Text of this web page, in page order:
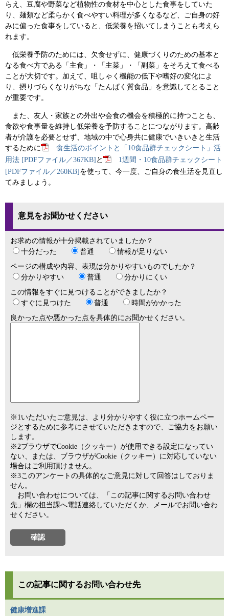
らえ、豆腐や野菜など植物性の食材を中心とした食事をしていた
り、麺類など柔らかく食べやすい料理が多くなるなど、ご自身の好
みに偏った食事をしていると、低栄養を招いてしまうことも考えら
れます。
低栄養予防のためには、欠食せずに、健康づくりのための基本と
なる食べ方である「主食」・「主菜」・「副菜」をそろえて食べる
ことが大切です。加えて、咀しゃく機能の低下や嗜好の変化によ
り、摂りづらくなりがちな「たんぱく質食品」を意識してとること
が重要です。
また、友人・家族との外出や会食の機会を積極的に持つことも、
食欲や食事量を維持し低栄養を予防することにつながります。高齢
者が介護を必要とせず、地域の中で心身共に健康でいきいきと生活
するために
食生活のポイントと「10食品群チェックシート」活
用法 [PDFファイル／367KB] と
1週間・10食品群チェックシート
[PDFファイル／260KB]を使って、今一度、ご自身の食生活を見直し
てみましょう。
意見をお聞かせください
お求めの情報が十分掲載されていましたか？
十分だった
普通
情報が足りない
ページの構成や内容、表現は分かりやすいものでしたか？
分かりやすい
普通
分かりにくい
この情報をすぐに見つけることができましたか？
すぐに見つけた
普通
時間がかかった
良かった点や悪かった点を具体的にお聞かせください。
※1いただいたご意見は、より分かりやすく役に立つホームペー
ジとするために参考にさせていただきますので、ご協力をお願い
します。
※2ブラウザでCookie（クッキー）が使用できる設定になってい
ない、または、ブラウザがCookie（クッキー）に対応していない
場合はご利用頂けません。
※3このアンケートの具体的なご意見に対して回答はしておりま
せん。
お問い合わせについては、「この記事に関するお問い合わせ
先」欄の担当課へ電話連絡していただくか、メールでお問い合わ
せください。
この記事に関するお問い合わせ先
健康増進課